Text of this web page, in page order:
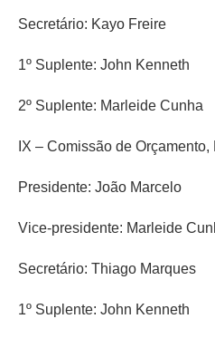
Secretário: Kayo Freire
1º Suplente: John Kenneth
2º Suplente: Marleide Cunha
IX – Comissão de
Presidente: João Marcelo
Vice-presidente: Marleide
Secretário: Thiago Marques
1º Suplente: John Kenneth